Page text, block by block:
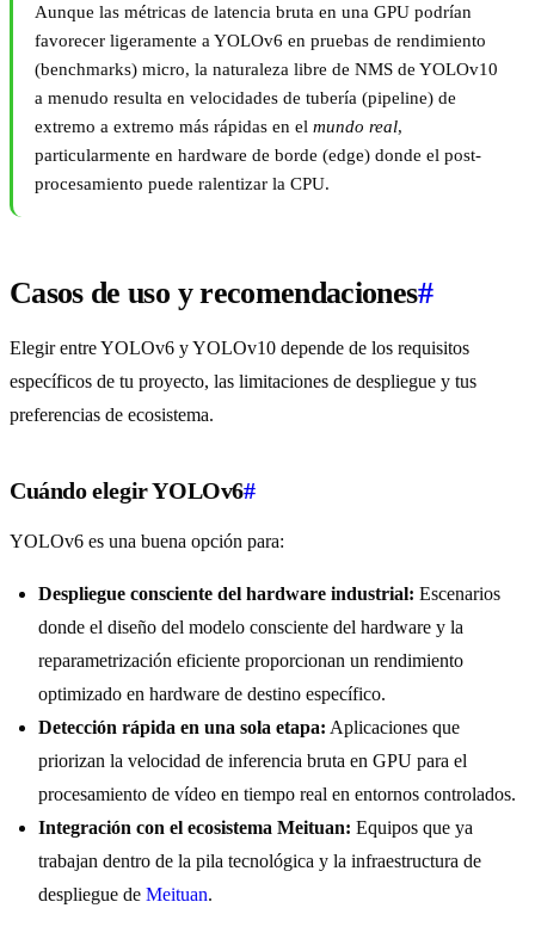
Aunque las métricas de latencia bruta en una GPU podrían
favorecer ligeramente a YOLOv6 en pruebas de rendimiento
(benchmarks) micro, la naturaleza libre de NMS de YOLOv10
a menudo resulta en velocidades de tubería (pipeline) de
extremo a extremo más rápidas en el mundo real,
particularmente en hardware de borde (edge) donde el post-
procesamiento puede ralentizar la CPU.
Casos de uso y recomendaciones#
Elegir entre YOLOv6 y YOLOv10 depende de los requisitos
específicos de tu proyecto, las limitaciones de despliegue y tus
preferencias de ecosistema.
Cuándo elegir YOLOv6#
YOLOv6 es una buena opción para:
Despliegue consciente del hardware industrial: Escenarios
donde el diseño del modelo consciente del hardware y la
reparametrización eficiente proporcionan un rendimiento
optimizado en hardware de destino específico.
Detección rápida en una sola etapa: Aplicaciones que
priorizan la velocidad de inferencia bruta en GPU para el
procesamiento de vídeo en tiempo real en entornos controlados.
Integración con el ecosistema Meituan: Equipos que ya
trabajan dentro de la pila tecnológica y la infraestructura de
despliegue de Meituan.